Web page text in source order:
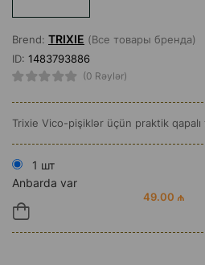
Brend: TRIXIE (Все товары бренда)
ID: 1483793886
(0 Rəylər)
Trixie Vico-pişiklər üçün praktik
1 шт
Anbarda var
49.00 ₼